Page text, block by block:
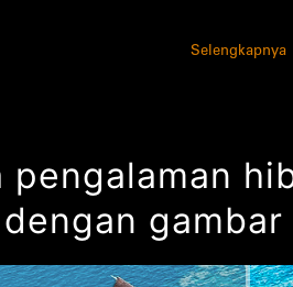
Selengkapnya
pengalaman